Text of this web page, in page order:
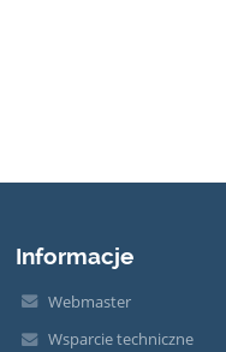
Informacje
Webmaster
Wsparcie techniczne